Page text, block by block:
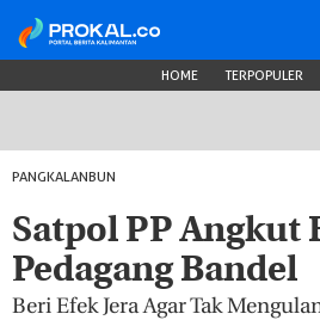
HOME TERPOPULER
PANGKALANBUN
Satpol PP Angkut
Pedagang Bandel
Beri Efek Jera Agar Tak